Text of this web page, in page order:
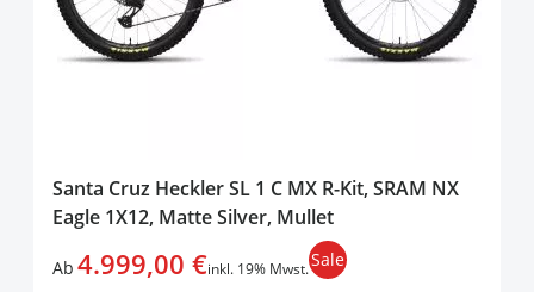
Santa Cruz Heckler SL 1 C MX R-Kit, SRAM NX
Eagle 1X12, Matte Silver, Mullet
Ab 4.999,00 €inkl. 19% Mwst.Sale